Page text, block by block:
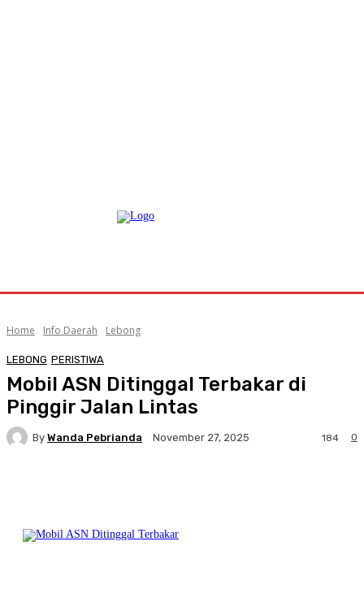
Home Info Daerah Lebong
LEBONG PERISTIWA
Mobil ASN Ditinggal Terbakar di
Pinggir Jalan Lintas
By Wanda Pebrianda November 27, 2025 0
184